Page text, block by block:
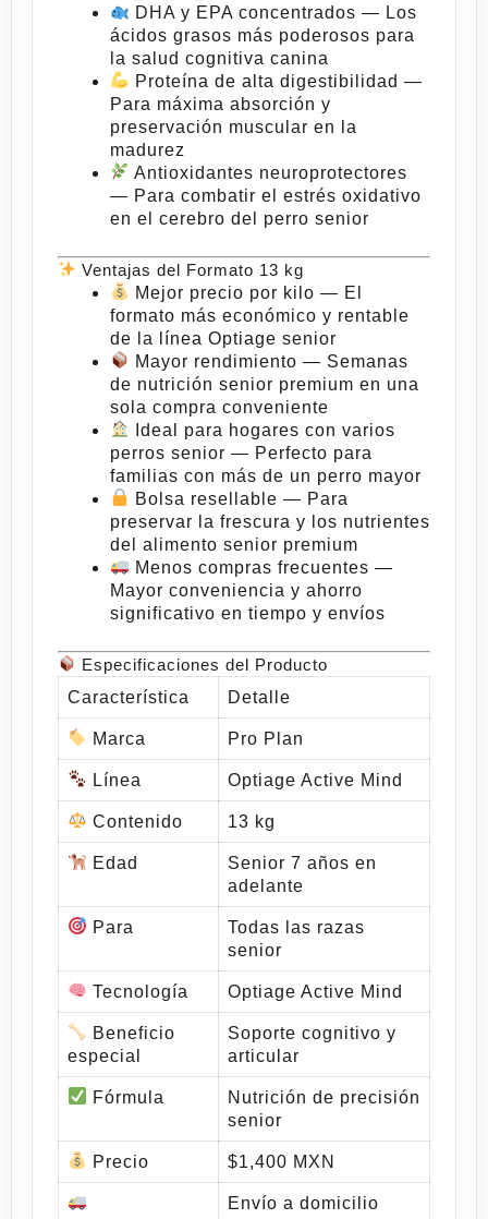
DHA y EPA concentrados — Los
ácidos grasos más poderosos para
la salud cognitiva canina
Proteína de alta digestibilidad —
Para máxima absorción y
preservación muscular en la
madurez
Antioxidantes neuroprotectores
— Para combatir el estrés oxidativo
en el cerebro del perro senior
Ventajas del Formato 13 kg
Mejor precio por kilo — El
formato más económico y rentable
de la línea Optiage senior
Mayor rendimiento — Semanas
de nutrición senior premium en una
sola compra conveniente
Ideal para hogares con varios
perros senior — Perfecto para
familias con más de un perro mayor
Bolsa resellable — Para
preservar la frescura y los nutrientes
del alimento senior premium
Menos compras frecuentes —
Mayor conveniencia y ahorro
significativo en tiempo y envíos
Especificaciones del Producto
Característica
Detalle
Marca Pro Plan
Línea Optiage Active Mind
Contenido 13 kg
Edad
Senior 7 años en
adelante
Para
Todas las razas
senior
Tecnología Optiage Active Mind
Beneficio
especial
Soporte cognitivo y
articular
Fórmula
Nutrición de precisión
senior
Precio $1,400 MXN
Envío a domicilio